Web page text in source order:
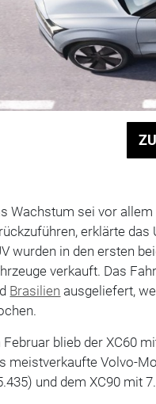
Wachstum sei vor
erklärte
wurden in den ersten
verkauft. Das
Brasilien ausgeliefert,
Februar blieb der XC60
meistverkaufte Volvo-
und dem XC90 mit